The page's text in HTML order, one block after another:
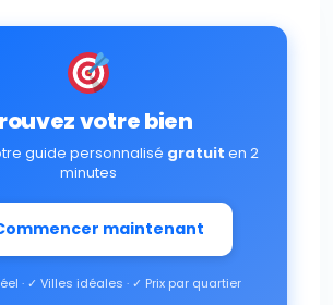
votre bien
guide personnalisé gratuit en 2
minutes
maintenant
· ✓ Villes idéales · ✓ Prix par quartier